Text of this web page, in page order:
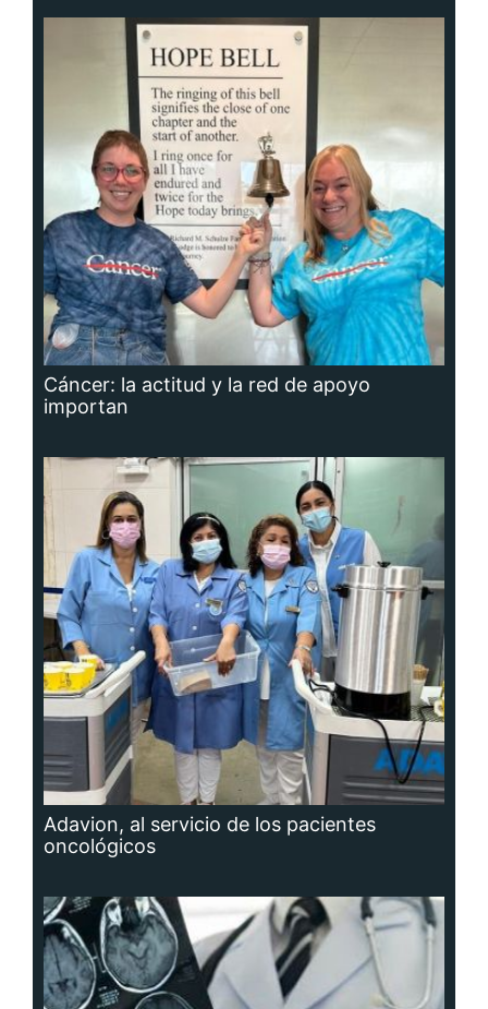
Cáncer: la actitud y la red de apoyo
importan
Adavion, al servicio de los pacientes
oncológicos